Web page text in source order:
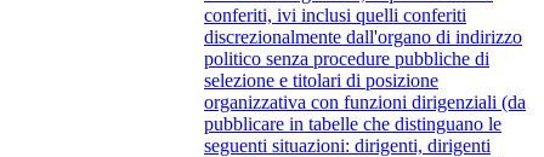
conferiti, ivi inclusi quelli conferiti
discrezionalmente dall'organo di indirizzo
politico senza procedure pubbliche di
selezione e titolari di posizione
organizzativa con funzioni dirigenziali (da
pubblicare in tabelle che distinguano le
seguenti situazioni: dirigenti, dirigenti